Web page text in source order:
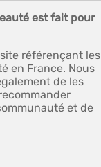
est fait pour
référençant les
en France. Nous
de les
et de